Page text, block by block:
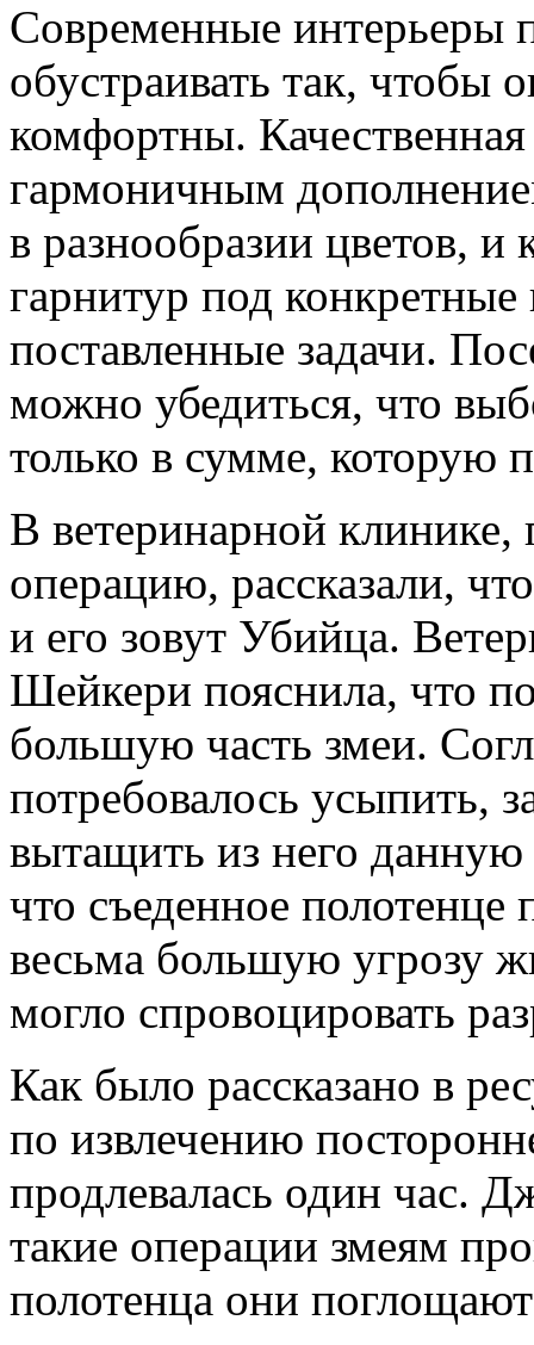
Современные интерьеры
обустраивать так, чтобы
комфортны.
гармоничным
в разнообразии цветов,
гарнитур под
поставленные задачи.
можно убедиться, что
только в сумме, которую
В ветеринарной клинике,
операцию, рассказали,
и его зовут Убийца.
Шейкери пояснила, что
большую часть змеи.
потребовалось усыпить,
вытащить из него
что съеденное полотенце
весьма большую угрозу
могло спровоцировать
Как было рассказано в
по извлечению
продлевалась один час.
такие операции змеям
полотенца они